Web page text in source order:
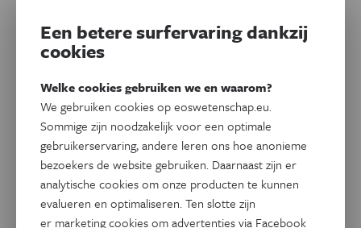
Natuur & Milieu
Wilde vissen kunnen
menselijke duikers herkennen
Veel diersoorten, van honden tot kraaien, herkennen
Een betere surfervaring dankzij
cookies
Welke cookies gebruiken we en waarom?
We gebruiken cookies op eoswetenschap.eu.
Sommige zijn noodzakelijk voor een optimale
gebruikerservaring, andere leren ons hoe anonieme
bezoekers de website gebruiken. Daarnaast zijn er
analytische cookies om onze producten te kunnen
evalueren en optimaliseren. Ten slotte zijn
er marketing cookies om advertenties via Facebook